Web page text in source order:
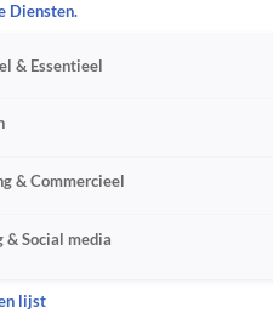
Diensten.
& Essentieel
& Commercieel
& Social media
lijst